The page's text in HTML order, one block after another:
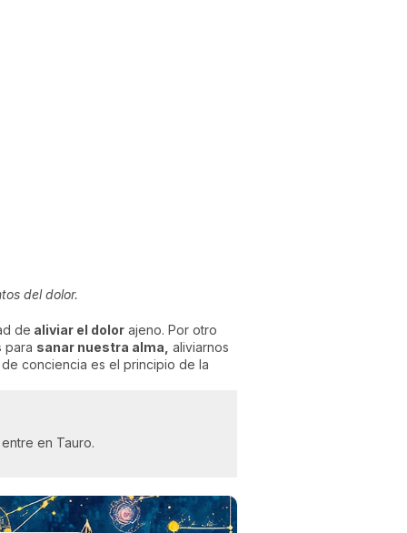
del dolor.
de aliviar el dolor ajeno. Por otro
para sanar nuestra alma, aliviarnos
conciencia es el principio de la
en Tauro.